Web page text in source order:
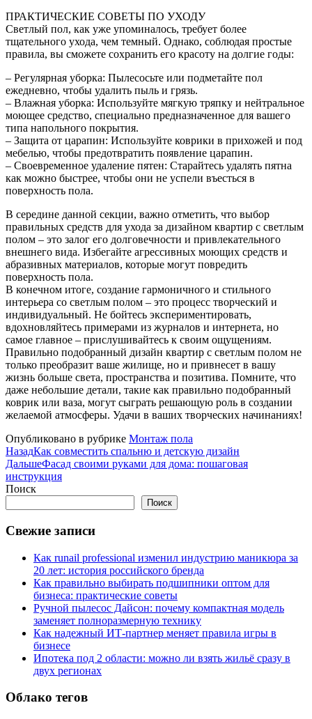
ПРАКТИЧЕСКИЕ СОВЕТЫ ПО УХОДУ
Светлый пол, как уже упоминалось, требует более
тщательного ухода, чем темный. Однако, соблюдая простые
правила, вы сможете сохранить его красоту на долгие годы:
– Регулярная уборка: Пылесосьте или подметайте пол
ежедневно, чтобы удалить пыль и грязь.
– Влажная уборка: Используйте мягкую тряпку и нейтральное
моющее средство, специально предназначенное для вашего
типа напольного покрытия.
– Защита от царапин: Используйте коврики в прихожей и под
мебелью, чтобы предотвратить появление царапин.
– Своевременное удаление пятен: Старайтесь удалять пятна
как можно быстрее, чтобы они не успели въесться в
поверхность пола.
В середине данной секции, важно отметить, что выбор
правильных средств для ухода за дизайном квартир с светлым
полом – это залог его долговечности и привлекательного
внешнего вида. Избегайте агрессивных моющих средств и
абразивных материалов, которые могут повредить
поверхность пола.
В конечном итоге, создание гармоничного и стильного
интерьера со светлым полом – это процесс творческий и
индивидуальный. Не бойтесь экспериментировать,
вдохновляйтесь примерами из журналов и интернета, но
самое главное – прислушивайтесь к своим ощущениям.
Правильно подобранный дизайн квартир с светлым полом не
только преобразит ваше жилище, но и привнесет в вашу
жизнь больше света, пространства и позитива. Помните, что
даже небольшие детали, такие как правильно подобранный
коврик или ваза, могут сыграть решающую роль в создании
желаемой атмосферы. Удачи в ваших творческих начинаниях!
Опубликовано в рубрике Монтаж пола
НазадКак совместить спальню и детскую дизайн
ДальшеФасад своими руками для дома: пошаговая
инструкция
Поиск
Поиск
Свежие записи
Как runail professional изменил индустрию маникюра за
20 лет: история российского бренда
Как правильно выбирать подшипники оптом для
бизнеса: практические советы
Ручной пылесос Дайсон: почему компактная модель
заменяет полноразмерную технику
Как надежный ИТ-партнер меняет правила игры в
бизнесе
Ипотека под 2 области: можно ли взять жильё сразу в
двух регионах
Облако тегов